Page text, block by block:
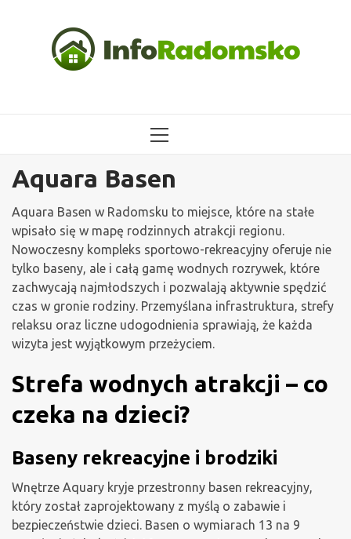
MENU
Aquara Basen
Aquara Basen w Radomsku to miejsce, które na stałe
wpisało się w mapę rodzinnych atrakcji regionu.
Nowoczesny kompleks sportowo-rekreacyjny oferuje nie
tylko baseny, ale i całą gamę wodnych rozrywek, które
zachwycają najmłodszych i pozwalają aktywnie spędzić
czas w gronie rodziny. Przemyślana infrastruktura, strefy
relaksu oraz liczne udogodnienia sprawiają, że każda
wizyta jest wyjątkowym przeżyciem.
Strefa wodnych atrakcji – co
czeka na dzieci?
Baseny rekreacyjne i brodziki
Wnętrze Aquary kryje przestronny basen rekreacyjny,
który został zaprojektowany z myślą o zabawie i
bezpieczeństwie dzieci. Basen o wymiarach 13 na 9